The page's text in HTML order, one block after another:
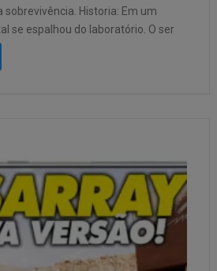
Historia: Em um
se espalhou do laboratório. O ser
vírus gradualmente perde a …